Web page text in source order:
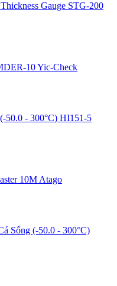
Gauge STG-200
10 Yic-Check
50.0 - 300°C) HI151-5
10M Atago
Sống (-50.0 - 300°C)